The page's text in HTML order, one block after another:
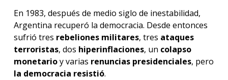
En 1983, después de medio siglo de inestabilidad,
Argentina recuperó la democracia. Desde entonces
sufrió tres rebeliones militares, tres ataques
terroristas, dos hiperinflaciones, un colapso
monetarioy varias renuncias presidenciales, pero
la democracia resistió.